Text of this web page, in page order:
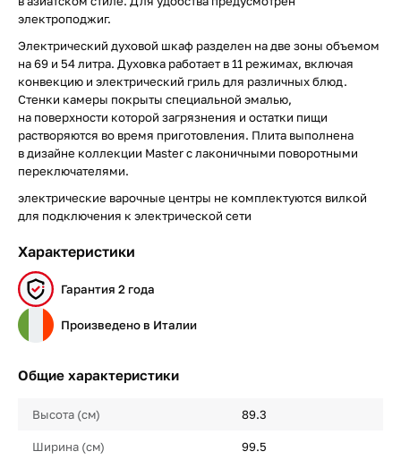
электроподжиг.
Электрический духовой шкаф разделен на две зоны объемом
на 69 и 54 литра. Духовка работает в 11 режимах, включая
конвекцию и электрический гриль для различных блюд.
Стенки камеры покрыты специальной эмалью,
на поверхности которой загрязнения и остатки пищи
растворяются во время приготовления. Плита выполнена
в дизайне коллекции Master с лаконичными поворотными
переключателями.
электрические варочные центры не комплектуются вилкой
для подключения к электрической сети
Характеристики
Гарантия 2 года
Произведено в Италии
Общие характеристики
Высота (см) 89.3
Ширина (см) 99.5